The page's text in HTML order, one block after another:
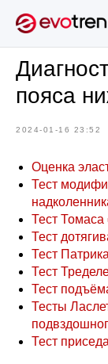
пояса
2024-01-16 23:52
Оценка
Тест
Тест Томаса
Тест
Тест
Тест
Тест
Тесты
Тест